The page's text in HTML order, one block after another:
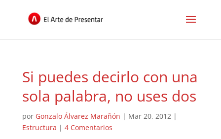
Si puedes decirlo con una
sola palabra, no uses dos
por Gonzalo Álvarez Marañón | Mar 20, 2012|
Estructura | 4 Comentarios